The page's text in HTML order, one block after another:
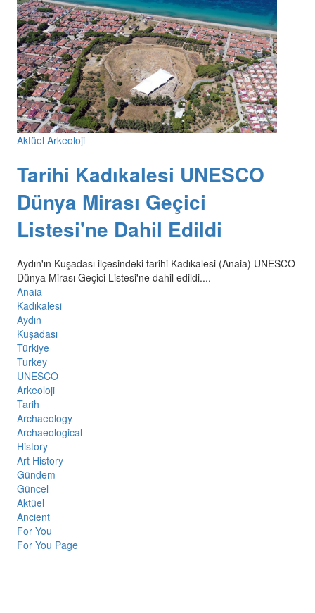
Aktüel Arkeoloji
Tarihi Kadıkalesi UNESCO
Dünya Mirası Geçici
Listesi'ne Dahil Edildi
Aydın'ın Kuşadası ilçesindeki tarihi Kadıkalesi (Anaia) UNESCO
Dünya Mirası Geçici Listesi'ne dahil edildi....
Anaia
Kadıkalesi
Aydın
Kuşadası
Türkiye
Turkey
UNESCO
Arkeoloji
Tarih
Archaeology
Archaeological
History
Art History
Gündem
Güncel
Aktüel
Ancient
For You
For You Page